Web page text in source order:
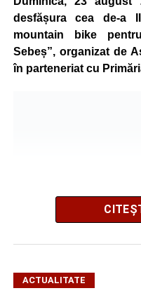
desfășura cea de-a
mountain bike
Sebeș”, organizat de
în parteneriat cu
ACTUALITATE